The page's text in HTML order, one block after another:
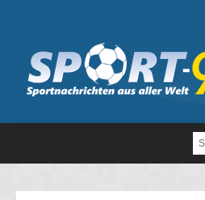
Fußball
Bundesliga